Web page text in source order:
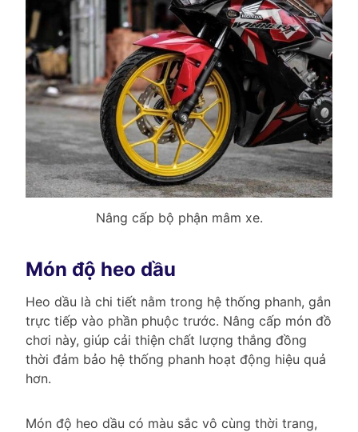
Nâng cấp bộ phận mâm xe.
Món độ heo dầu
Heo dầu là chi tiết nằm trong hệ thống phanh, gắn
trực tiếp vào phần phuộc trước. Nâng cấp món đồ
chơi này, giúp cải thiện chất lượng thắng đồng
thời đảm bảo hệ thống phanh hoạt động hiệu quả
hơn.
Món độ heo dầu có màu sắc vô cùng thời trang,